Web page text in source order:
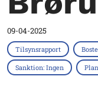
09-04-2025
Tilsynsrapport
Sanktion: Ingen